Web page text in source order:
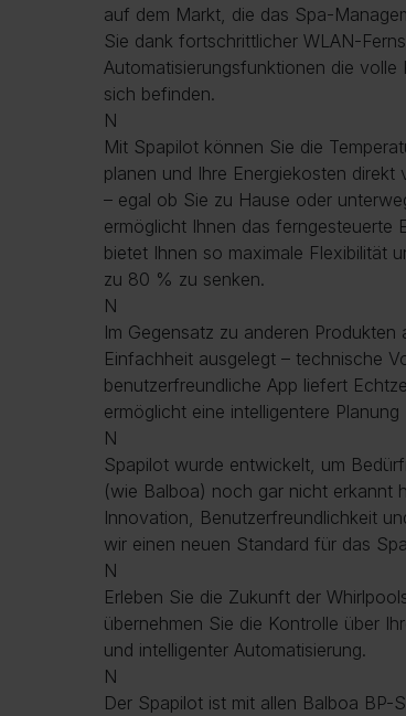
auf dem Markt, die das Spa-
Sie dank fortschrittlicher WLAN-
Automatisierungsfunktionen die
sich befinden.
N
Mit Spapilot können Sie die
planen und Ihre Energiekosten
– egal ob Sie zu Hause oder
ermöglicht Ihnen das ferngesteuerte
bietet Ihnen so maximale Flexibilität
zu 80 % zu senken.
N
Im Gegensatz zu anderen
Einfachheit ausgelegt – technische
benutzerfreundliche App liefert
ermöglicht eine intelligentere
N
Spapilot wurde entwickelt, um
(wie Balboa) noch gar nicht erkannt
Innovation, Benutzerfreundlichkeit
wir einen neuen Standard für das
N
Erleben Sie die Zukunft der
übernehmen Sie die Kontrolle über
und intelligenter Automatisierung.
N
Der Spapilot ist mit allen Balboa BP-